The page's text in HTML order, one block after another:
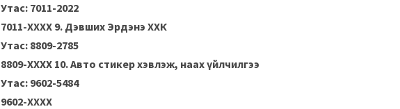
Утас: 7011-2022
7011-ХХХХ 9. Дэвших Эрдэнэ ХХК
Утас: 8809-2785
8809-ХХХХ 10. Авто стикер хэвлэж, наах үйлчилгээ
Утас: 9602-5484
9602-ХХХХ